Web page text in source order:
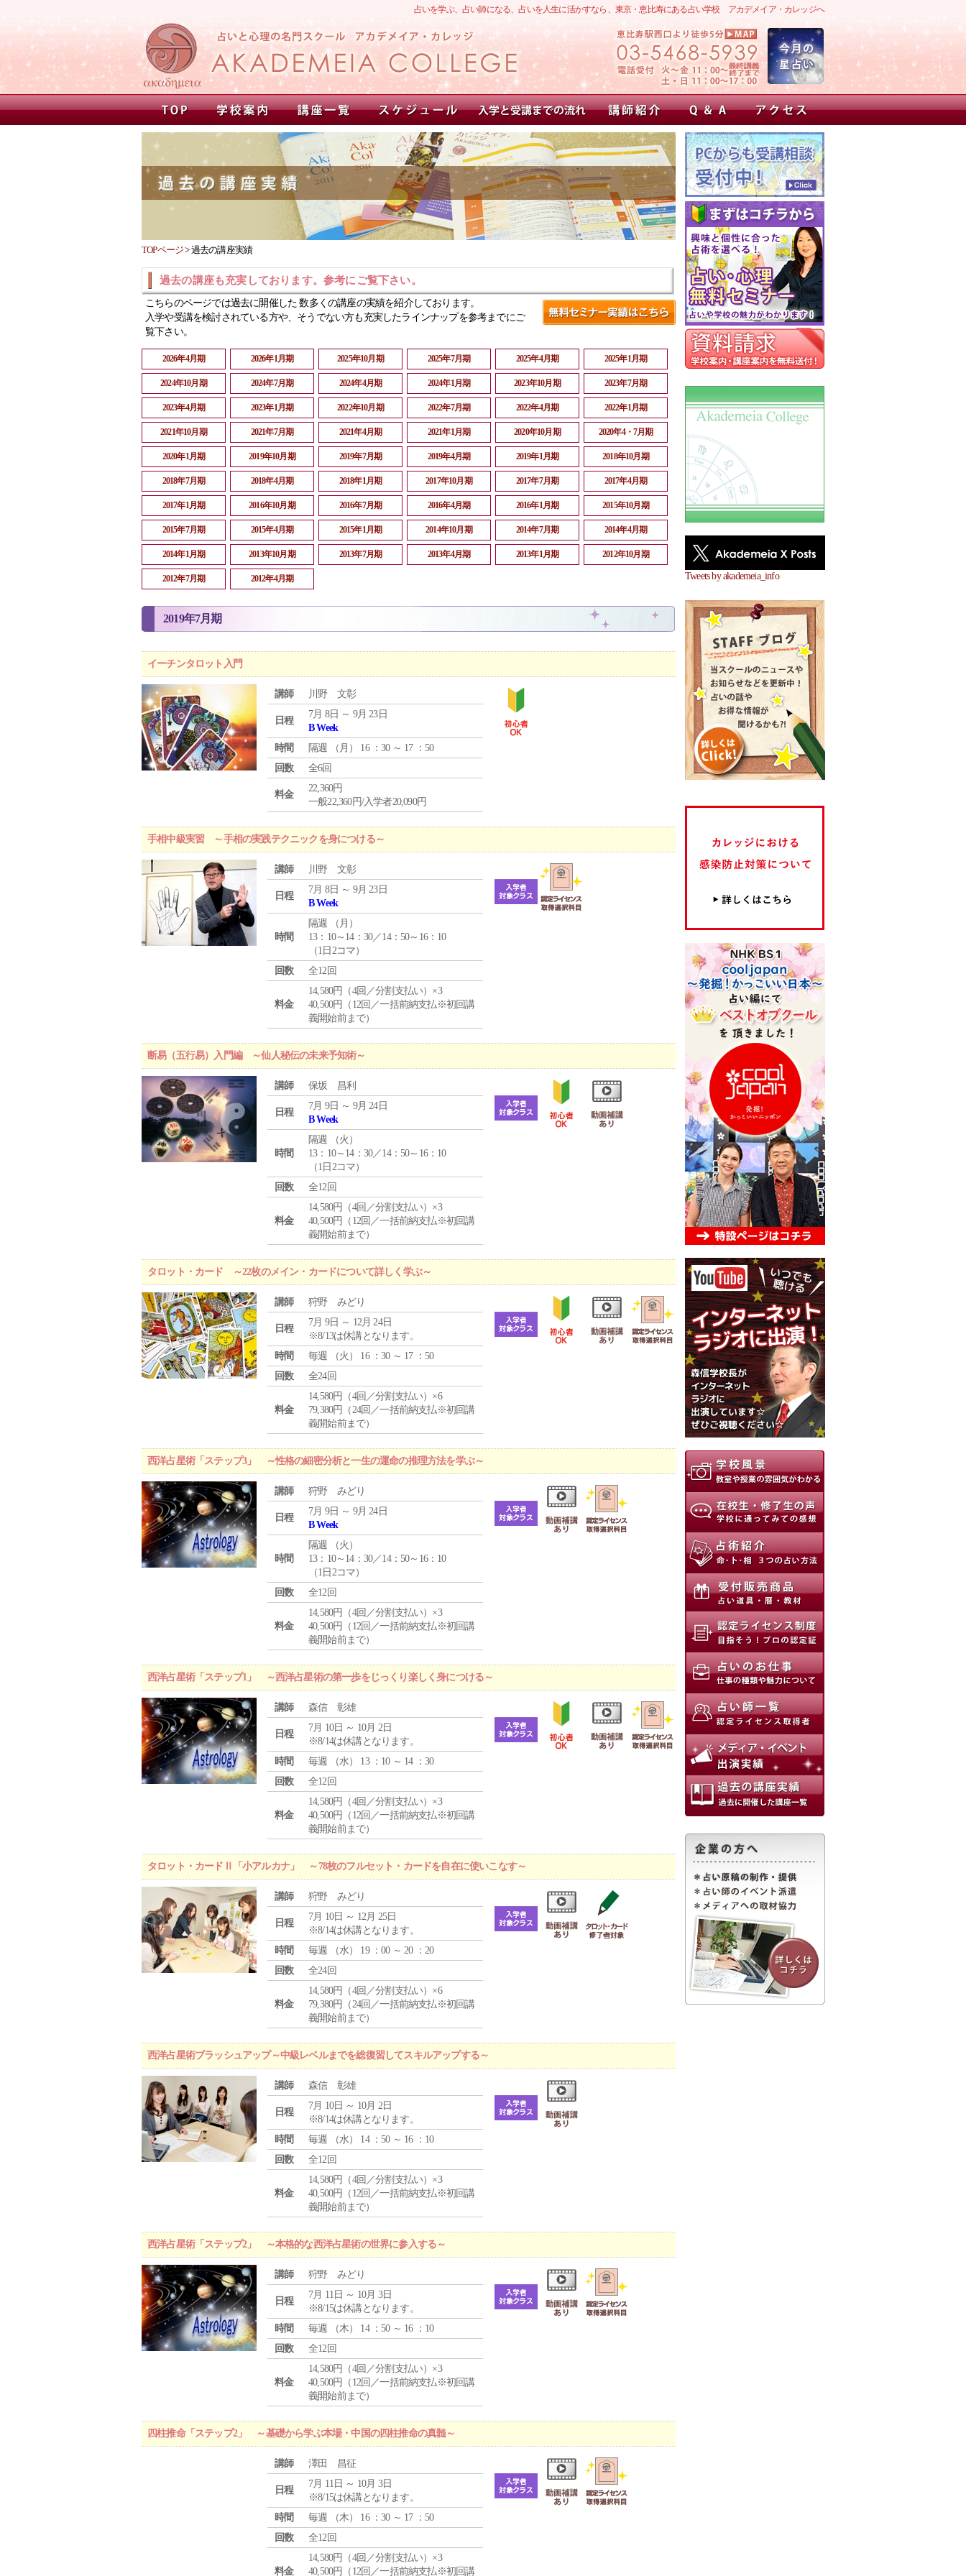
占いを学ぶ、占い師になる、占いを人生に活かすなら、東京・恵比寿にある占い学校 アカデメイア・カレッジへ
Tweets by akademeia_info
TOPページ>過去の講座実績
過去の講座も充実しております。参考にご覧下さい。
こちらのページでは過去に開催した 数多くの講座の実績を紹介しております。
入学や受講を検討されている方や、そうでない方も充実したラインナップを参考までにご
覧下さい。
2026年4月期 2026年1月期 2025年10月期 2025年7月期 2025年4月期 2025年1月期
2024年10月期 2024年7月期 2024年4月期 2024年1月期 2023年10月期 2023年7月期
2023年4月期 2023年1月期 2022年10月期 2022年7月期 2022年4月期 2022年1月期
2021年10月期 2021年7月期 2021年4月期 2021年1月期 2020年10月期 2020年4・7月期
2020年1月期 2019年10月期 2019年7月期 2019年4月期 2019年1月期 2018年10月期
2018年7月期 2018年4月期 2018年1月期 2017年10月期 2017年7月期 2017年4月期
2017年1月期 2016年10月期 2016年7月期 2016年4月期 2016年1月期 2015年10月期
2015年7月期 2015年4月期 2015年1月期 2014年10月期 2014年7月期 2014年4月期
2014年1月期 2013年10月期 2013年7月期 2013年4月期 2013年1月期 2012年10月期
2012年7月期 2012年4月期
2019年7月期
イーチンタロット入門
講師 川野 文彰
日程
7月 8日 ～ 9月 23日
B Week
時間
隔週 （ 月 ） 16 ：30 ～ 17 ：50
回数
全6回
料金
22,360円
一般22,360円/入学者20,090円
手相中級実習 ～手相の実践テクニックを身につける～
講師 川野 文彰
日程
7月 8日 ～ 9月 23日
B Week
時間
隔週 （ 月 ）
13：10～14：30／14：50～16：10
（1日2コマ）
回数
全12回
料金
14,580円（4回／分割支払い）×3
40,500円（12回／一括前納支払※初回講
義開始前まで）
断易（五行易）入門編 ～仙人秘伝の未来予知術～
講師 保坂 昌利
日程
7月 9日 ～ 9月 24日
B Week
時間
隔週 （火 ）
13：10～14：30／14：50～16：10
（1日2コマ）
回数
全12回
料金
14,580円（4回／分割支払い）×3
40,500円（12回／一括前納支払※初回講
義開始前まで）
タロット・カード ～22枚のメイン・カードについて詳しく学ぶ～
講師 狩野 みどり
日程
7月 9日 ～ 12月 24日
※8/13は休講となります。
時間
毎週 （火 ） 16 ：30 ～ 17 ：50
回数
全24回
料金
14,580円（4回／分割支払い）×6
79,380円（24回／一括前納支払※初回講
義開始前まで）
西洋占星術「ステップ3」 ～性格の細密分析と一生の運命の推理方法を学ぶ～
講師 狩野 みどり
日程
7月 9日 ～ 9月 24日
B Week
時間
隔週 （火 ）
13：10～14：30／14：50～16：10
（1日2コマ）
回数
全12回
料金
14,580円（4回／分割支払い）×3
40,500円（12回／一括前納支払※初回講
義開始前まで）
西洋占星術「ステップ1」 ～西洋占星術の第一歩をじっくり楽しく身につける～
講師 森信 彰雄
日程
7月 10日 ～ 10月 2日
※8/14は休講となります。
時間
毎週 （水） 13 ：10 ～ 14 ：30
回数
全12回
料金
14,580円（4回／分割支払い）×3
40,500円（12回／一括前納支払※初回講
義開始前まで）
タロット・カードⅡ「小アルカナ」 ～78枚のフルセット・カードを自在に使いこなす～
講師 狩野 みどり
日程
7月 10日 ～ 12月 25日
※8/14は休講となります。
時間
毎週 （水） 19 ：00 ～ 20 ：20
回数
全24回
料金
14,580円（4回／分割支払い）×6
79,380円（24回／一括前納支払※初回講
義開始前まで）
西洋占星術ブラッシュアップ～中級レベルまでを総復習してスキルアップする～
講師 森信 彰雄
日程
7月 10日 ～ 10月 2日
※8/14は休講となります。
時間
毎週 （水） 14 ：50 ～ 16 ：10
回数
全12回
料金
14,580円（4回／分割支払い）×3
40,500円（12回／一括前納支払※初回講
義開始前まで）
西洋占星術「ステップ2」 ～本格的な西洋占星術の世界に参入する～
講師 狩野 みどり
日程
7月 11日 ～ 10月 3日
※8/15は休講となります。
時間
毎週 （木） 14 ：50 ～ 16 ：10
回数
全12回
料金
14,580円（4回／分割支払い）×3
40,500円（12回／一括前納支払※初回講
義開始前まで）
四柱推命「ステップ2」 ～基礎から学ぶ本場・中国の四柱推命の真髄～
講師 澤田 昌征
日程
7月 11日 ～ 10月 3日
※8/15は休講となります。
時間
毎週 （木） 16 ：30 ～ 17 ：50
回数
全12回
料金
14,580円（4回／分割支払い）×3
40,500円（12回／一括前納支払※初回講